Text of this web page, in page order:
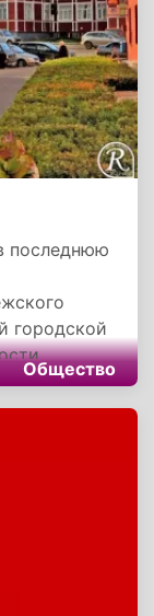
последнюю
городской
На
древнее
из них - 8
Общество